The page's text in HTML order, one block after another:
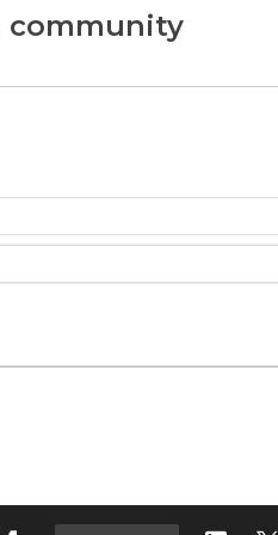
community